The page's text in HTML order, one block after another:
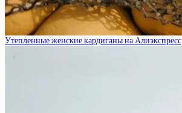
Утепленные женские кардиганы на Алиэкспресс